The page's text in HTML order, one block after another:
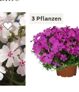
3 Pflanzen